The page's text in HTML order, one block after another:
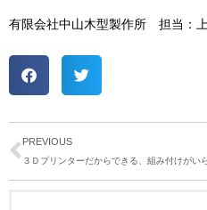
有限会社中山木型製作所 担当
PREVIOUS
３Ｄプリンターだからできる、組み付けがい